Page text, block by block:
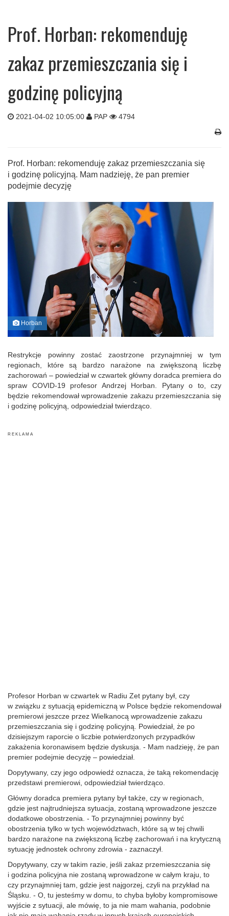
Prof. Horban: rekomenduję
zakaz przemieszczania się i
godzinę policyjną
2021-04-02 10:05:00 PAP 4794
Prof. Horban: rekomenduję zakaz przemieszczania się
i godzinę policyjną. Mam nadzieję, że pan premier
podejmie decyzję
Horban
Restrykcje powinny zostać zaostrzone przynajmniej w tym
regionach, które są bardzo narażone na zwiększoną liczbę
zachorowań – powiedział w czwartek główny doradca premiera do
spraw COVID-19 profesor Andrzej Horban. Pytany o to, czy
będzie rekomendował wprowadzenie zakazu przemieszczania się
i godzinę policyjną, odpowiedział twierdząco.
R E K L A M A
Profesor Horban w czwartek w Radiu Zet pytany był, czy
w związku z sytuacją epidemiczną w Polsce będzie rekomendował
premierowi jeszcze przez Wielkanocą wprowadzenie zakazu
przemieszczania się i godzinę policyjną. Powiedział, że po
dzisiejszym raporcie o liczbie potwierdzonych przypadków
zakażenia koronawisem będzie dyskusja. - Mam nadzieję, że pan
premier podejmie decyzję – powiedział.
Dopytywany, czy jego odpowiedź oznacza, że taką rekomendację
przedstawi premierowi, odpowiedział twierdząco.
Główny doradca premiera pytany był także, czy w regionach,
gdzie jest najtrudniejsza sytuacja, zostaną wprowadzone jeszcze
dodatkowe obostrzenia. - To przynajmniej powinny być
obostrzenia tylko w tych województwach, które są w tej chwili
bardzo narażone na zwiększoną liczbę zachorowań i na krytyczną
sytuację jednostek ochrony zdrowia - zaznaczył.
Dopytywany, czy w takim razie, jeśli zakaz przemieszczania się
i godzina policyjna nie zostaną wprowadzone w całym kraju, to
czy przynajmniej tam, gdzie jest najgorzej, czyli na przykład na
Śląsku. - O, tu jesteśmy w domu, to chyba byłoby kompromisowe
wyjście z sytuacji, ale mówię, to ja nie mam wahania, podobnie